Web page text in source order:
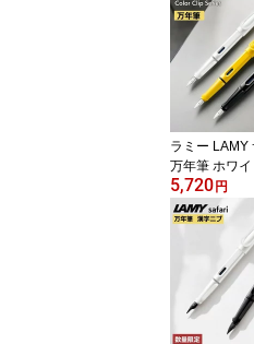
＋ノート メ
料 2025年11
ESダイアリ
日配送対応
ラミー LAMY
万年筆 ホワ
ク イエロー
ール便送料無
インクカート
き】 日本限
5,720 円